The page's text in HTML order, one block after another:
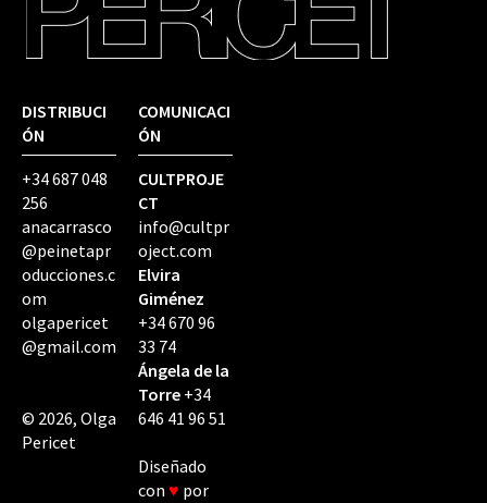
DISTRIBUCI
ÓN
+34 687 048
256
anacarrasco
@peinetapr
oducciones.c
om
olgapericet
@gmail.com
© 2026, Olga
Pericet
COMUNICACI
ÓN
CULTPROJE
CT
info@cultpr
oject.com
Elvira
Giménez
+34 670 96
33 74
Ángela de la
Torre +34
646 41 96 51
Diseñado
con ♥ por